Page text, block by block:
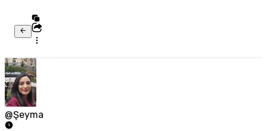
@Şeyma